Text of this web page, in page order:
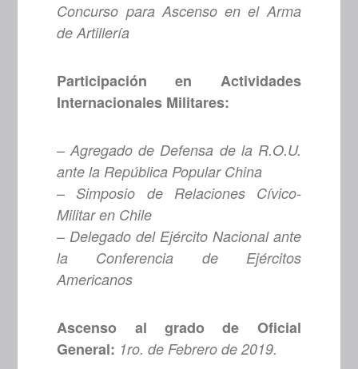
Concurso para Ascenso en el Arma
de Artillería
Participación en Actividades
Internacionales Militares:
–Agregado de Defensa de la R.O.U.
ante la República Popular China
–Simposio de Relaciones Cívico-
Militar en Chile
– Delegado del Ejército Nacional ante
la Conferencia de Ejércitos
Americanos
Ascenso al grado de Oficial
General: 1ro. de Febrero de 2019.